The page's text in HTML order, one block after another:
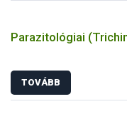
Parazitológiai
TOVÁBB